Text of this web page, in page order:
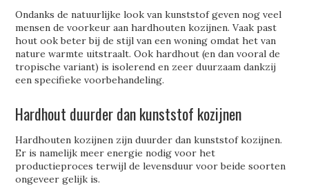
Ondanks de natuurlijke look van kunststof geven nog veel
mensen de voorkeur aan hardhouten kozijnen. Vaak past
hout ook beter bij de stijl van een woning omdat het van
nature warmte uitstraalt. Ook hardhout (en dan vooral de
tropische variant) is isolerend en zeer duurzaam dankzij
een specifieke voorbehandeling.
Hardhout duurder dan kunststof kozijnen
Hardhouten kozijnen zijn duurder dan kunststof kozijnen.
Er is namelijk meer energie nodig voor het
productieproces terwijl de levensduur voor beide soorten
ongeveer gelijk is.